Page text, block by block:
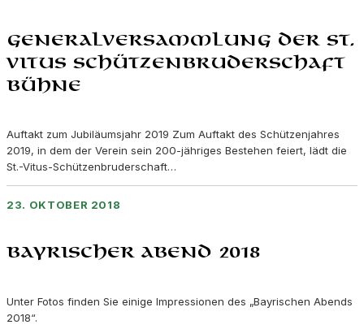
Generalversammlung der St.
Vitus Schützenbruderschaft
Bühne
Auftakt zum Jubiläumsjahr 2019 Zum Auftakt des Schützenjahres
2019, in dem der Verein sein 200-jähriges Bestehen feiert, lädt die
St.-Vitus-Schützenbruderschaft…
23. OKTOBER 2018
Bayrischer Abend 2018
Unter Fotos finden Sie einige Impressionen des „Bayrischen Abends
2018“.